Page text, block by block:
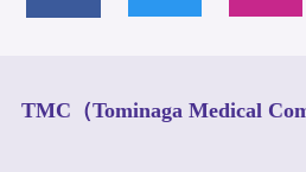
TMC（Tominaga Medical